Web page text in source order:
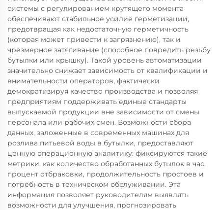
системы с регулированием крутящего момента
обеспечивают стабильное усилие герметизации,
предотвращая как недостаточную герметичность
(которая может привести к загрязнению), так и
чрезмерное затягивание (способное повредить резьбу
бутылки или крышку). Такой уровень автоматизации
значительно снижает зависимость от квалификации и
внимательности операторов, фактически
демократизируя качество производства и позволяя
предприятиям поддерживать единые стандарты
выпускаемой продукции вне зависимости от смены
персонала или рабочих смен. Возможности сбора
данных, заложенные в современных машинах для
розлива питьевой воды в бутылки, предоставляют
ценную операционную аналитику: фиксируются такие
метрики, как количество обработанных бутылок в час,
процент отбраковки, продолжительность простоев и
потребность в техническом обслуживании. Эта
информация позволяет руководителям выявлять
возможности для улучшения, прогнозировать